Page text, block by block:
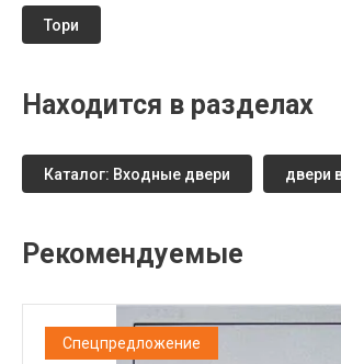
Тори
Находится в разделах
Каталог: Входные двери двери
Рекомендуемые
Спецпредложение